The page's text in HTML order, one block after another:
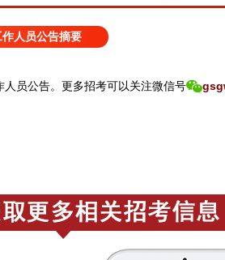
人员公告摘要
员公告。 更多招考可以关注微信号